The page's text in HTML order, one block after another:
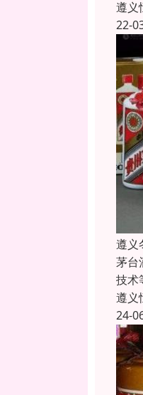
遵义
22-
遵义
茅台
技术
遵义
24-